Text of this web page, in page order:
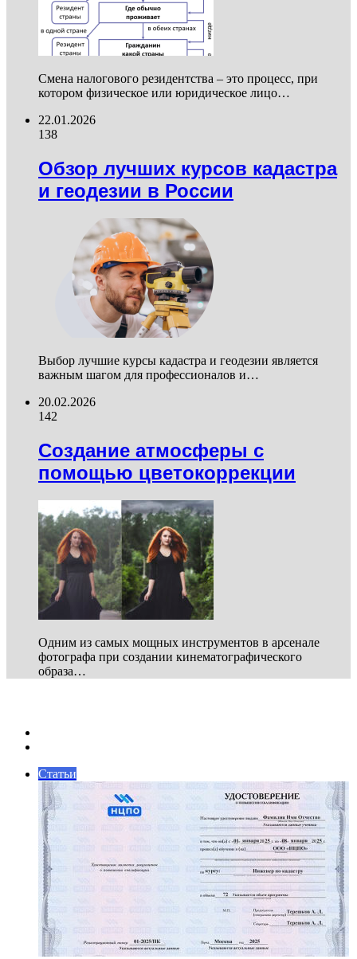
Смена налогового резидентства – это процесс, при
котором физическое или юридическое лицо…
22.01.2026
138
Обзор лучших курсов кадастра
и геодезии в России
Выбор лучшие курсы кадастра и геодезии является
важным шагом для профессионалов и…
20.02.2026
142
Создание атмосферы с
помощью цветокоррекции
Одним из самых мощных инструментов в арсенале
фотографа при создании кинематографического
образа…
Статьи